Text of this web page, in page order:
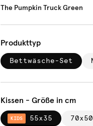
The Pumpkin Truck Green
Produkttyp
Bettwäsche-Set
Kissen - Größe in cm
KIDS 55x35 70x50